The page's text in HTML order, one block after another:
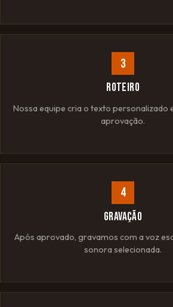
3
ROTEIRO
Nossa equipe cria o texto personalizado
aprovação.
4
GRAVAÇÃO
Após aprovado, gravamos com a voz
sonora selecionada.